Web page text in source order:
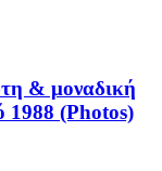
& μοναδική
1988 (Photos)